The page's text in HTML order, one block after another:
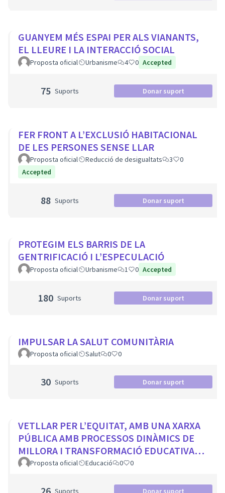
GUANYEM MÉS ESPAI PER ALS VIANANTS,
EL LLEURE I LA INTERACCIÓ SOCIAL
Proposta oficial Urbanisme 4 0 Accepted
75 Suports Donar suport
FER FRONT A L’EXCLUSIÓ HABITACIONAL
DE LES PERSONES SENSE LLAR
Proposta oficial Reducció de desigualtats 3
0
Accepted
88 Suports Donar suport
PROTEGIM ELS BARRIS DE LA
GENTRIFICACIÓ I L’ESPECULACIÓ
Proposta oficial Urbanisme 1 0 Accepted
180 Suports Donar suport
IMPULSAR LA SALUT COMUNITÀRIA
Proposta oficial Salut 0 0
30 Suports Donar suport
VETLLAR PER L’EQUITAT, AMB UNA XARXA
PÚBLICA AMB PROCESSOS DINÀMICS DE
MILLORA I TRANSFORMACIÓ EDUCATIVA
PER A TOTS ELS CENTRES DE LA CIUTAT
Proposta oficial Educació 0 0
Suports Donar suport